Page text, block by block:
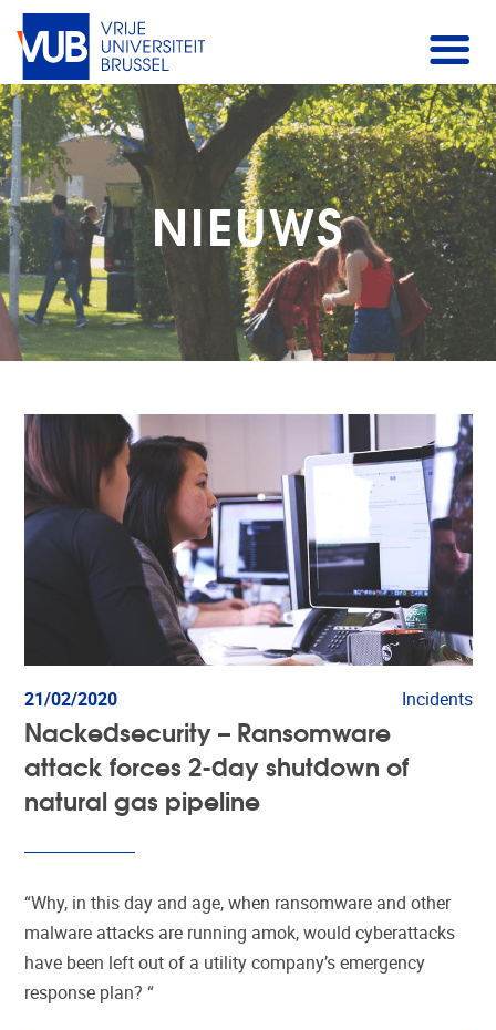
NIEUWS
21/02/2020 Incidents
Nackedsecurity – Ransomware
attack forces 2-day shutdown of
natural gas pipeline
“Why, in this day and age, when ransomware and other
malware attacks are running amok, would cyberattacks
have been left out of a utility company’s emergency
response plan? “